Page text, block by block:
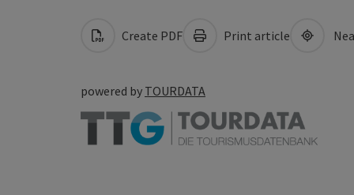
Create PDF Print article
powered by TOURDATA